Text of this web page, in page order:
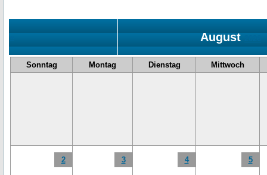
August
Sonntag Montag Dienstag Mittwoch
2 3 4 5